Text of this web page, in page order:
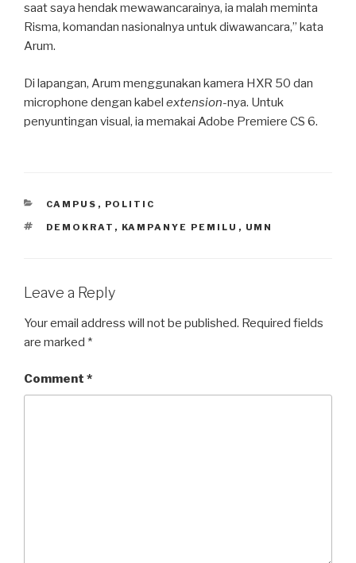
saat saya hendak mewawancarainya, ia malah meminta
Risma, komandan nasionalnya untuk diwawancara,” kata
Arum.
Di lapangan, Arum menggunakan kamera HXR 50 dan
microphone dengan kabel extension-nya. Untuk
penyuntingan visual, ia memakai Adobe Premiere CS 6.
CATEGORIES
CAMPUS , POLITIC
TAGS
DEMOKRAT , KAMPANYE PEMILU , UMN
Leave a Reply
Your email address will not be published. Required fields
are marked *
Comment *